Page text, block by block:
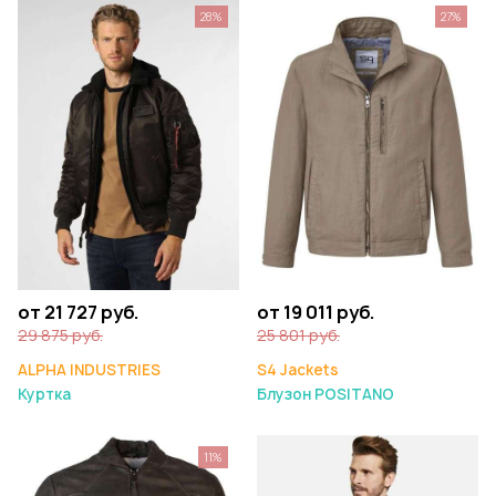
от 21 727 руб.
29 875 руб.
ALPHA INDUSTRIES
Куртка
28%
от 19 011 руб.
25 801 руб.
S4 Jackets
Блузон POSITANO
27%
11%